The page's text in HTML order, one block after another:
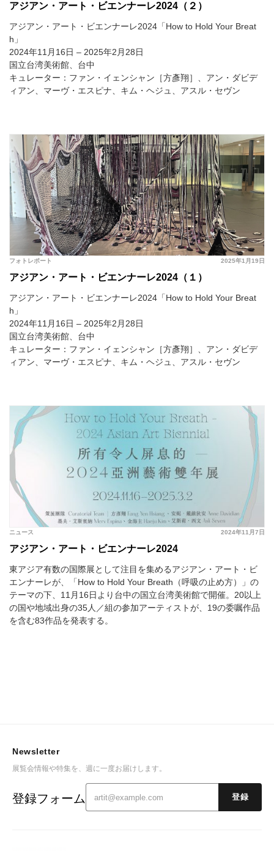
アジアン・アート・ビエンナーレ2024（２）
アジアン・アート・ビエンナーレ2024「How to Hold Your Breat
h」
2024年11月16日 – 2025年2月28日
国立台湾美術館、台中
キュレーター：ファン・イェンシャン［方彥翔］、アン・ダビデ
ィアン、マーヴ・エスピナ、キム・ヘジュ、アスル・セヴン
2025年1月19日
フォトレポート
アジアン・アート・ビエンナーレ2024（１）
アジアン・アート・ビエンナーレ2024「How to Hold Your Breat
h」
2024年11月16日 – 2025年2月28日
国立台湾美術館、台中
キュレーター：ファン・イェンシャン［方彥翔］、アン・ダビデ
ィアン、マーヴ・エスピナ、キム・ヘジュ、アスル・セヴン
2024年11月7日
ニュース
アジアン・アート・ビエンナーレ2024
東アジア有数の国際展として注目を集めるアジアン・アート・ビ
エンナーレが、「How to Hold Your Breath（呼吸の止め方）」の
テーマの下、11月16日より台中の国立台湾美術館で開催。20以上
の国や地域出身の35人／組の参加アーティストが、19の委嘱作品
を含む83作品を発表する。
Newsletter
展覧会情報や特集を、週に一度お届けします。
登録フォーム 登録